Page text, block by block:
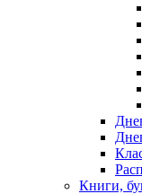
Книги,